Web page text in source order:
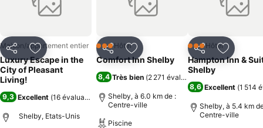
PartagerAjouter à mes favoris
Maison/appartement entier
Luxury Escape in the
City of Pleasant
Living!
9,3 Excellent (16 évaluations)
Shelby, Etats-Unis
PartagerAjouter à mes favoris
3 ÉtoilesHôtel
Comfort Inn Shelby
8,4 Très bien (2 271 évaluations
Shelby, à 6.0 km de :
Centre-ville
Piscine
PartagerAjouter
3 ÉtoilesHôtel
Hampton Inn &
Shelby
8,6 Excellent (1 514
Shelby, à 5.4 km
Centre-ville